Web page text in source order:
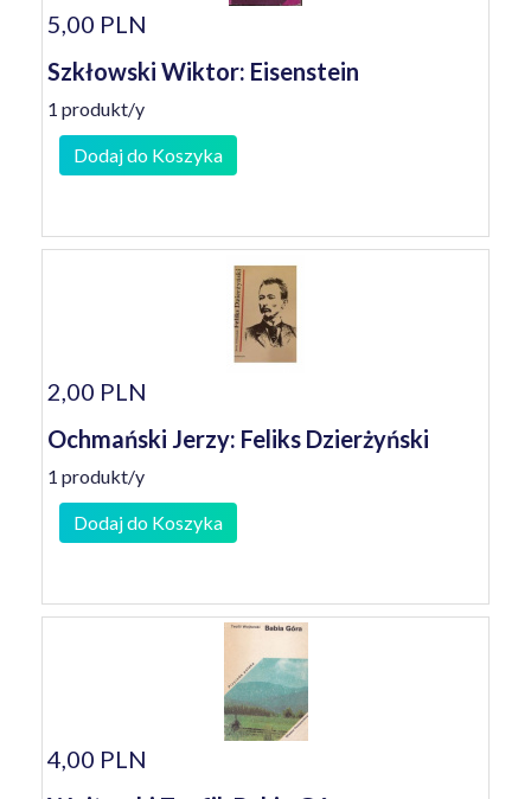
5,00 PLN
Szkłowski Wiktor: Eisenstein
1 produkt/y
Dodaj do Koszyka
2,00 PLN
Ochmański Jerzy: Feliks Dzierżyński
1 produkt/y
Dodaj do Koszyka
4,00 PLN